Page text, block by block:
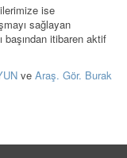
ise
sağlayan
başından itibaren aktif
ve Araş. Gör. Burak